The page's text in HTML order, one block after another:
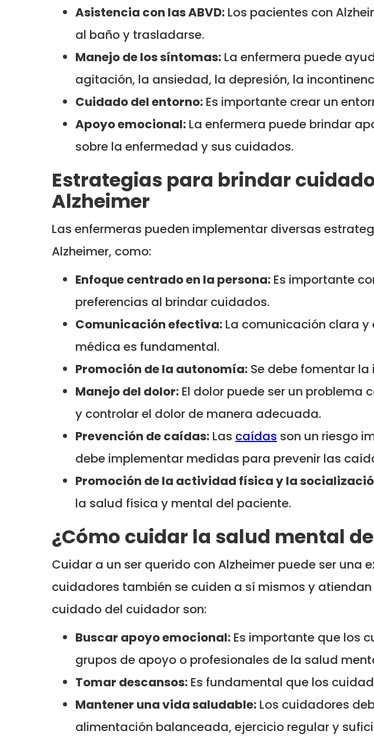
Asistencia con las ABVD: Los pacientes con
al baño y trasladarse.
Manejo de los síntomas: La enfermera puede
agitación, la ansiedad, la depresión, la
Cuidado del entorno: Es importante crear un
Apoyo emocional: La enfermera puede brindar
sobre la enfermedad y sus cuidados.
Estrategias para brindar
Alzheimer
Las enfermeras pueden implementar diversas
Alzheimer, como:
Enfoque centrado en la persona: Es importante
preferencias al brindar cuidados.
Comunicación efectiva: La comunicación clara
médica es fundamental.
Promoción de la autonomía: Se debe fomentar
Manejo del dolor: El dolor puede ser un problema
y controlar el dolor de manera adecuada.
Prevención de caídas: Las caídas son un riesgo
debe implementar medidas para prevenir las
Promoción de la actividad física y la
la salud física y mental del paciente.
¿Cómo cuidar la salud mental
Cuidar a un ser querido con Alzheimer puede ser
cuidadores también se cuiden a sí mismos y
cuidado del cuidador son:
Buscar apoyo emocional: Es importante que los
grupos de apoyo o profesionales de la salud
Tomar descansos: Es fundamental que los
Mantener una vida saludable: Los cuidadores
alimentación balanceada, ejercicio regular y